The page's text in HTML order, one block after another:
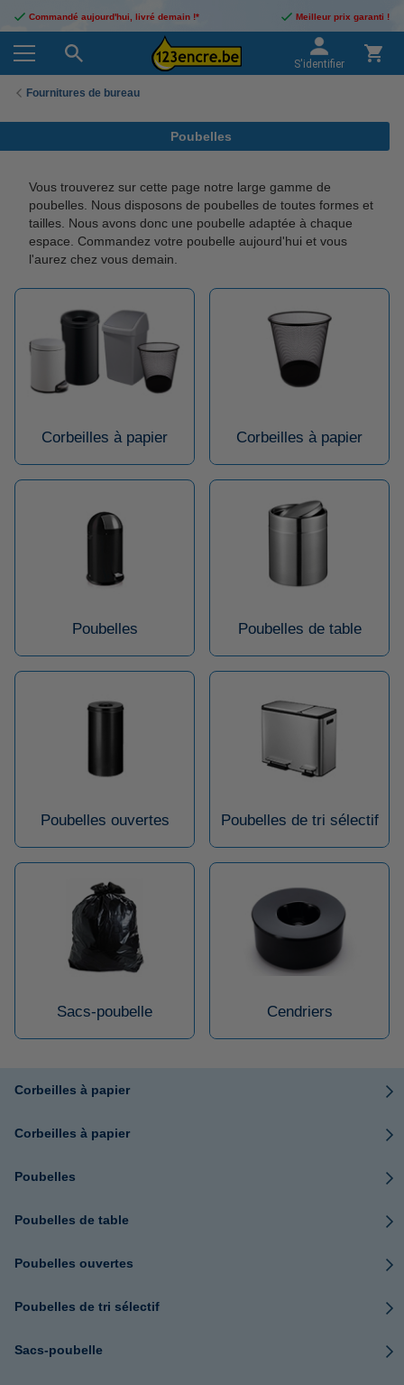
Commandé aujourd'hui, livré demain !* Meilleur prix garanti !
S'identifier
Fournitures de bureau
Poubelles
Vous trouverez sur cette page notre large gamme de
poubelles. Nous disposons de poubelles de toutes formes et
tailles. Nous avons donc une poubelle adaptée à chaque
espace. Commandez votre poubelle aujourd'hui et vous
l'aurez chez vous demain.
Corbeilles à papier Corbeilles à papier
Poubelles Poubelles de table
Poubelles ouvertes Poubelles de tri sélectif
Sacs-poubelle Cendriers
Corbeilles à papier
Corbeilles à papier
Poubelles
Poubelles de table
Poubelles ouvertes
Poubelles de tri sélectif
Sacs-poubelle